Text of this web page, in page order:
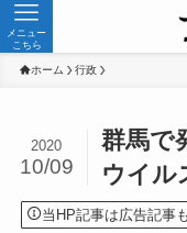
メニュー
こちら
ホーム 行政
群馬で
ウイル
2020
10/09
当HP記事は広告記事